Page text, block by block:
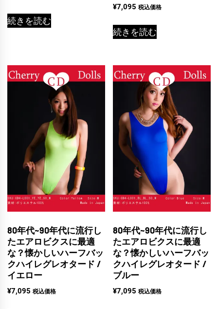
続きを読む
5段階
中
の評価
¥7,095 税込価格
続きを読む
80年代~90年代に流行し
たエアロビクスに最適
な？懐かしいハーフバッ
クハイレグレオタード /
イエロー
¥7,095 税込価格
80年代~90年代に流行し
たエアロビクスに最適
な？懐かしいハーフバッ
クハイレグレオタード /
ブルー
¥7,095 税込価格